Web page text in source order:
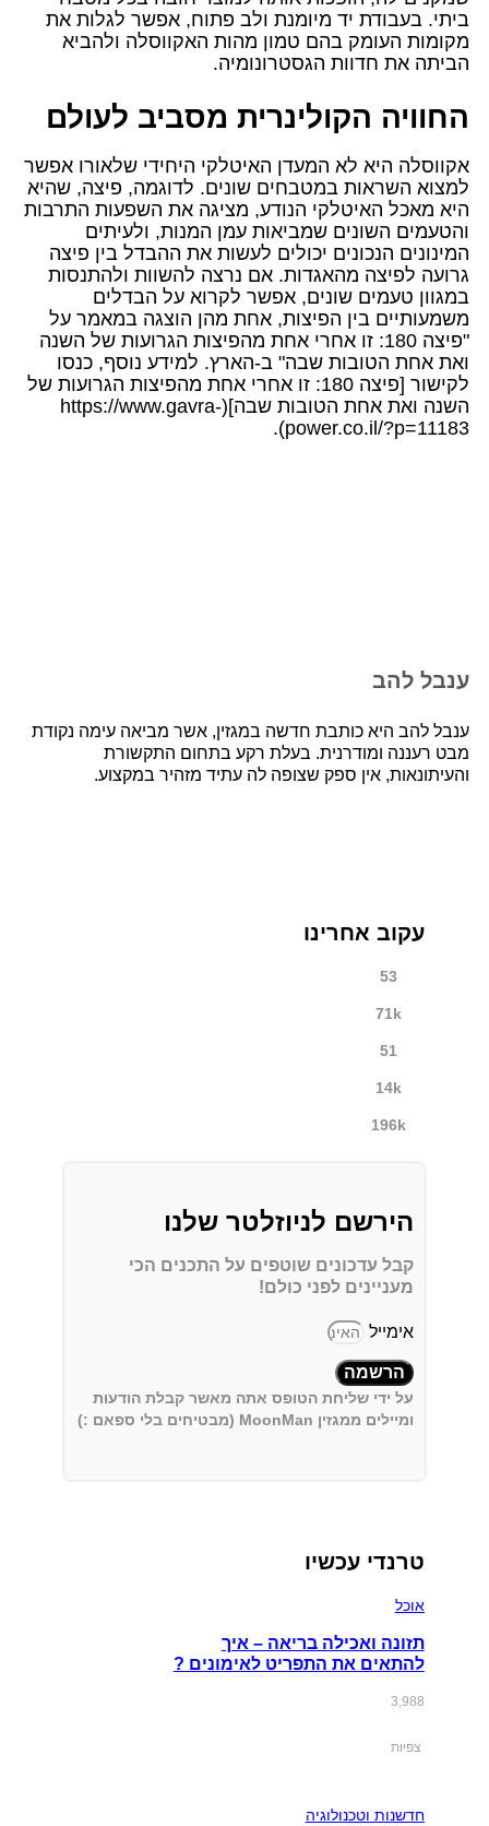
ביתי. בעבודת יד מיומנת ולב פתוח, אפשר לגלות את
מקומות העומק בהם טמון מהות האקווסלה ולהביא
הביתה את חדוות הגסטרונומיה.
החוויה הקולינרית מסביב לעולם
אקווסלה היא לא המעדן האיטלקי היחידי שלאורו אפשר
למצוא השראות במטבחים שונים. לדוגמה, פיצה, שהיא
היא מאכל האיטלקי הנודע, מציגה את השפעות התרבות
והטעמים השונים שמביאות עמן המנות, ולעיתים
המינונים הנכונים יכולים לעשות את ההבדל בין פיצה
גרועה לפיצה מהאגדות. אם נרצה להשוות ולהתנסות
במגוון טעמים שונים, אפשר לקרוא על הבדלים
משמעותיים בין הפיצות, אחת מהן הוצגה במאמר על
"פיצה 180: זו אחרי אחת מהפיצות הגרועות של השנה
ואת אחת הטובות שבה" ב-הארץ. למידע נוסף, כנסו
לקישור [פיצה 180: זו אחרי אחת מהפיצות הגרועות של
השנה ואת אחת הטובות שבה](https://www.gavra-
power.co.il/?p=11183).
ענבל להב
ענבל להב היא כותבת חדשה במגזין, אשר מביאה עימה נקודת
מבט רעננה ומודרנית. בעלת רקע בתחום התקשורת
והעיתונאות, אין ספק שצופה לה עתיד מזהיר במקצוע.
עקוב אחרינו
53
71k
51
14k
196k
הירשם לניוזלטר שלנו
קבל עדכונים שוטפים על התכנים הכי
מעניינים לפני כולם!
אימייל
הרשמה
על ידי שליחת הטופס אתה מאשר קבלת הודעות
ומיילים ממגזין MoonMan (מבטיחים בלי ספאם :)
טרנדי עכשיו
אוכל
תזונה ואכילה בריאה – איך
להתאים את התפריט לאימונים ?
3,988
צפיות
חדשנות וטכנולוגיה